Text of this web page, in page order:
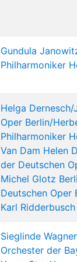
Gundula
Philharmoniker
Helga
Oper Berlin/
Philharmoniker
Van Dam Helen
der Deutschen
Michel Glotz
Deutschen Oper
Karl Ridderbusch
Sieglinde Wagner
Orchester der